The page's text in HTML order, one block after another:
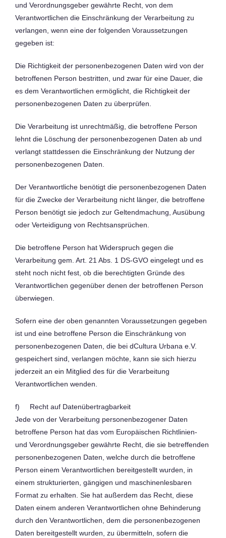
und Verordnungsgeber gewährte Recht, von dem
Verantwortlichen die Einschränkung der Verarbeitung zu
verlangen, wenn eine der folgenden Voraussetzungen
gegeben ist:
Die Richtigkeit der personenbezogenen Daten wird von der
betroffenen Person bestritten, und zwar für eine Dauer, die
es dem Verantwortlichen ermöglicht, die Richtigkeit der
personenbezogenen Daten zu überprüfen.
Die Verarbeitung ist unrechtmäßig, die betroffene Person
lehnt die Löschung der personenbezogenen Daten ab und
verlangt stattdessen die Einschränkung der Nutzung der
personenbezogenen Daten.
Der Verantwortliche benötigt die personenbezogenen Daten
für die Zwecke der Verarbeitung nicht länger, die betroffene
Person benötigt sie jedoch zur Geltendmachung, Ausübung
oder Verteidigung von Rechtsansprüchen.
Die betroffene Person hat Widerspruch gegen die
Verarbeitung gem. Art. 21 Abs. 1 DS-GVO eingelegt und es
steht noch nicht fest, ob die berechtigten Gründe des
Verantwortlichen gegenüber denen der betroffenen Person
überwiegen.
Sofern eine der oben genannten Voraussetzungen gegeben
ist und eine betroffene Person die Einschränkung von
personenbezogenen Daten, die bei dCultura Urbana e.V.
gespeichert sind, verlangen möchte, kann sie sich hierzu
jederzeit an ein Mitglied des für die Verarbeitung
Verantwortlichen wenden.
f) Recht auf Datenübertragbarkeit
Jede von der Verarbeitung personenbezogener Daten
betroffene Person hat das vom Europäischen Richtlinien-
und Verordnungsgeber gewährte Recht, die sie betreffenden
personenbezogenen Daten, welche durch die betroffene
Person einem Verantwortlichen bereitgestellt wurden, in
einem strukturierten, gängigen und maschinenlesbaren
Format zu erhalten. Sie hat außerdem das Recht, diese
Daten einem anderen Verantwortlichen ohne Behinderung
durch den Verantwortlichen, dem die personenbezogenen
Daten bereitgestellt wurden, zu übermitteln, sofern die